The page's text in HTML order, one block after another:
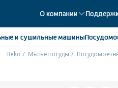
О компании
и сушильные машины
Beko Мытье посуды